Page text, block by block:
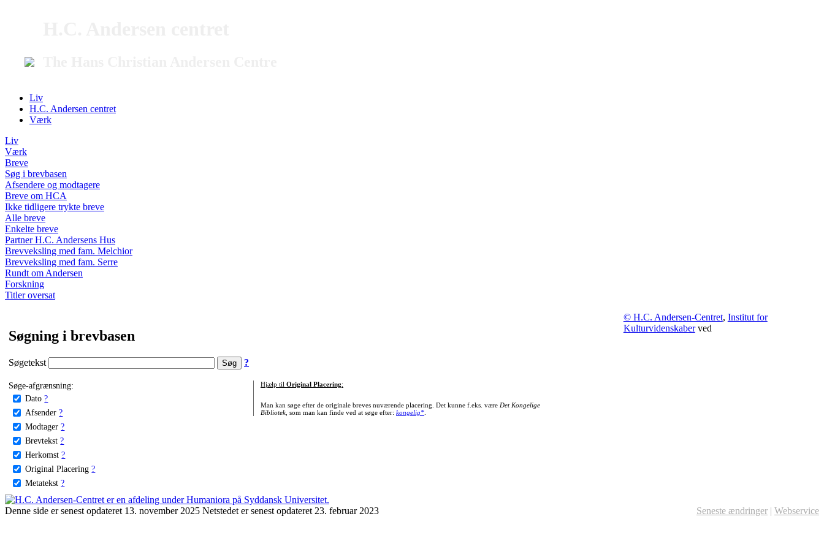
Liv
H.C. Andersen centret
Værk
Liv
Værk
Breve
Søg i brevbasen
Afsendere og modtagere
Breve om HCA
Ikke tidligere trykte breve
Alle breve
Enkelte breve
Partner H.C. Andersens Hus
Brevveksling med fam. Melchior
Brevveksling med fam. Serre
Rundt om Andersen
Forskning
Titler oversat
Søgning i brevbasen
Søgetekst ?
Søge-afgrænsning:
Dato ?
Afsender ?
Modtager ?
Brevtekst ?
Herkomst ?
Original Placering ?
Metatekst ?
Hjælp til Original Placering:
Man kan søge efter de originale breves nuværende placering. Det kunne f.eks. være Det Kongelige
Bibliotek, som man kan finde ved at søge efter: kongelig*.
© H.C. Andersen-Centret, Institut for
Kulturvidenskaberved
Denne side er senest opdateret 13. november 2025 Netstedet er senest opdateret 23. februar 2023 Seneste ændringer | Webservice